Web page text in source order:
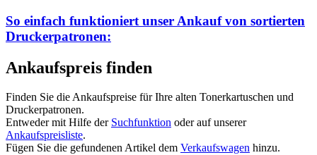
So einfach funktioniert unser Ankauf von sortierten
Druckerpatronen:
Ankaufspreis finden
Finden Sie die Ankaufspreise für Ihre alten Tonerkartuschen und
Druckerpatronen.
Entweder mit Hilfe der Suchfunktion oder auf unserer
Ankaufspreisliste.
Fügen Sie die gefundenen Artikel dem Verkaufswagen hinzu.